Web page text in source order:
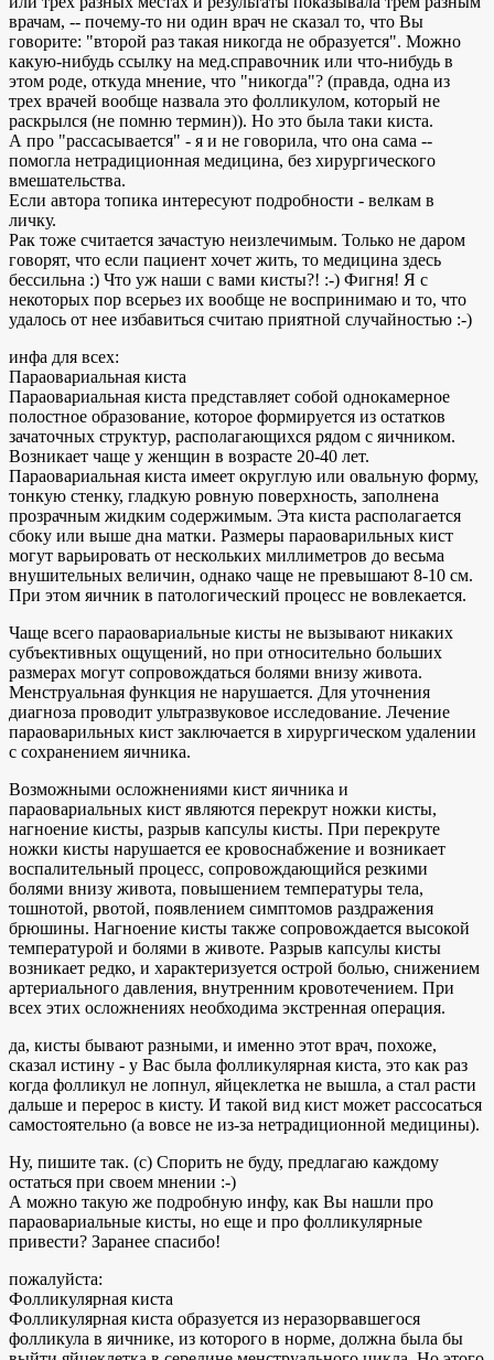
врачам, -- почему-то ни один врач не сказал то, что Вы
говорите: "второй раз такая никогда не образуется". Можно
какую-нибудь ссылку на мед.справочник или что-нибудь в
этом роде, откуда мнение, что "никогда"? (правда, одна из
трех врачей вообще назвала это фолликулом, который не
раскрылся (не помню термин)). Но это была таки киста.
А про "рассасывается" - я и не говорила, что она сама --
помогла нетрадиционная медицина, без хирургического
вмешательства.
Если автора топика интересуют подробности - велкам в
личку.
Рак тоже считается зачастую неизлечимым. Только не даром
говорят, что если пациент хочет жить, то медицина здесь
бессильна :) Что уж наши с вами кисты?! :-) Фигня! Я с
некоторых пор всерьез их вообще не воспринимаю и то, что
удалось от нее избавиться считаю приятной случайностью :-)
инфа для всех:
Параовариальная киста
Параовариальная киста представляет собой однокамерное
полостное образование, которое формируется из остатков
зачаточных структур, располагающихся рядом с яичником.
Возникает чаще у женщин в возрасте 20-40 лет.
Параовариальная киста имеет округлую или овальную форму,
тонкую стенку, гладкую ровную поверхность, заполнена
прозрачным жидким содержимым. Эта киста располагается
сбоку или выше дна матки. Размеры параоварильных кист
могут варьировать от нескольких миллиметров до весьма
внушительных величин, однако чаще не превышают 8-10 см.
При этом яичник в патологический процесс не вовлекается.
Чаще всего параовариальные кисты не вызывают никаких
субъективных ощущений, но при относительно больших
размерах могут сопровождаться болями внизу живота.
Менструальная функция не нарушается. Для уточнения
диагноза проводит ультразвуковое исследование. Лечение
параоварильных кист заключается в хирургическом удалении
с сохранением яичника.
Возможными осложнениями кист яичника и
параовариальных кист являются перекрут ножки кисты,
нагноение кисты, разрыв капсулы кисты. При перекруте
ножки кисты нарушается ее кровоснабжение и возникает
воспалительный процесс, сопровождающийся резкими
болями внизу живота, повышением температуры тела,
тошнотой, рвотой, появлением симптомов раздражения
брюшины. Нагноение кисты также сопровождается высокой
температурой и болями в животе. Разрыв капсулы кисты
возникает редко, и характеризуется острой болью, снижением
артериального давления, внутренним кровотечением. При
всех этих осложнениях необходима экстренная операция.
да, кисты бывают разными, и именно этот врач, похоже,
сказал истину - у Вас была фолликулярная киста, это как раз
когда фолликул не лопнул, яйцеклетка не вышла, а стал расти
дальше и перерос в кисту. И такой вид кист может рассосаться
самостоятельно (а вовсе не из-за нетрадиционной медицины).
Ну, пишите так. (с) Спорить не буду, предлагаю каждому
остаться при своем мнении :-)
А можно такую же подробную инфу, как Вы нашли про
параовариальные кисты, но еще и про фолликулярные
привести? Заранее спасибо!
пожалуйста:
Фолликулярная киста
Фолликулярная киста образуется из неразорвавшегося
фолликула в яичнике, из которого в норме, должна была бы